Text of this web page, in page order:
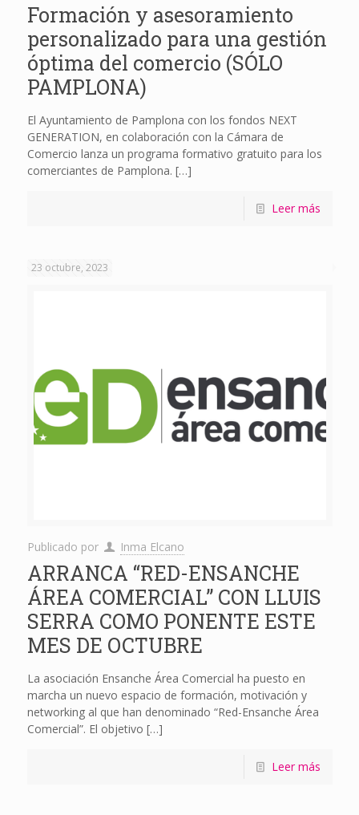
Formación y asesoramiento
personalizado para una gestión
óptima del comercio (SÓLO
PAMPLONA)
El Ayuntamiento de Pamplona con los fondos NEXT
GENERATION, en colaboración con la Cámara de
Comercio lanza un programa formativo gratuito para los
comerciantes de Pamplona. […]
Leer más
23 octubre, 2023
Publicado por Inma Elcano
ARRANCA “RED-ENSANCHE
ÁREA COMERCIAL” CON LLUIS
SERRA COMO PONENTE ESTE
MES DE OCTUBRE
La asociación Ensanche Área Comercial ha puesto en
marcha un nuevo espacio de formación, motivación y
networking al que han denominado “Red-Ensanche Área
Comercial”. El objetivo […]
Leer más